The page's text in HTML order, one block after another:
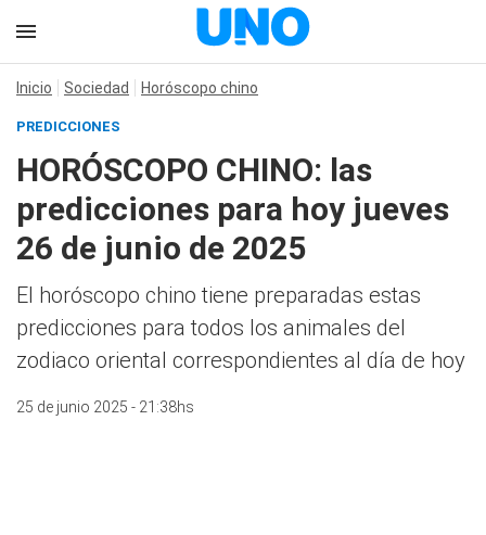
Inicio Sociedad Horóscopo chino
PREDICCIONES
HORÓSCOPO CHINO: las
predicciones para hoy jueves
26 de junio de 2025
El horóscopo chino tiene preparadas estas
predicciones para todos los animales del
zodiaco oriental correspondientes al día de hoy
25 de junio 2025 - 21:38hs